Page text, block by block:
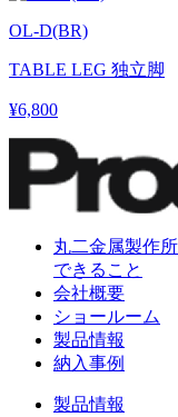
OL-D(BR)
TABLE LEG 独立脚
¥6,800
丸二金属製作
できること
会社概要
ショールーム
製品情報
納入事例
製品情報